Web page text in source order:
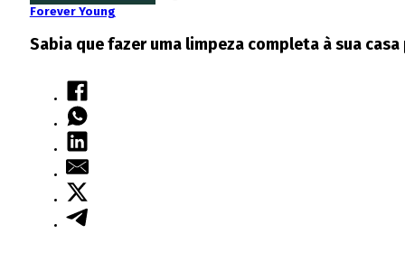
Forever Young
Sabia que fazer uma limpeza completa à sua